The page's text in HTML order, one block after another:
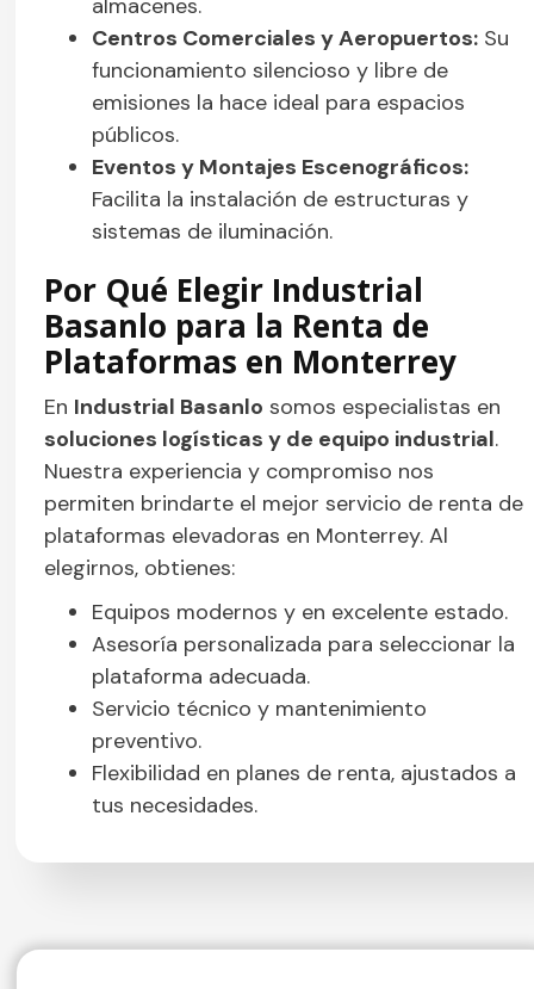
almacenes.
Centros Comerciales y Aeropuertos: Su
funcionamiento silencioso y libre de
emisiones la hace ideal para espacios
públicos.
Eventos y Montajes Escenográficos:
Facilita la instalación de estructuras y
sistemas de iluminación.
Por Qué Elegir Industrial
Basanlo para la Renta de
Plataformas en Monterrey
En Industrial Basanlo somos especialistas en
soluciones logísticas y de equipo industrial.
Nuestra experiencia y compromiso nos
permiten brindarte el mejor servicio de renta de
plataformas elevadoras en Monterrey. Al
elegirnos, obtienes:
Equipos modernos y en excelente estado.
Asesoría personalizada para seleccionar la
plataforma adecuada.
Servicio técnico y mantenimiento
preventivo.
Flexibilidad en planes de renta, ajustados a
tus necesidades.